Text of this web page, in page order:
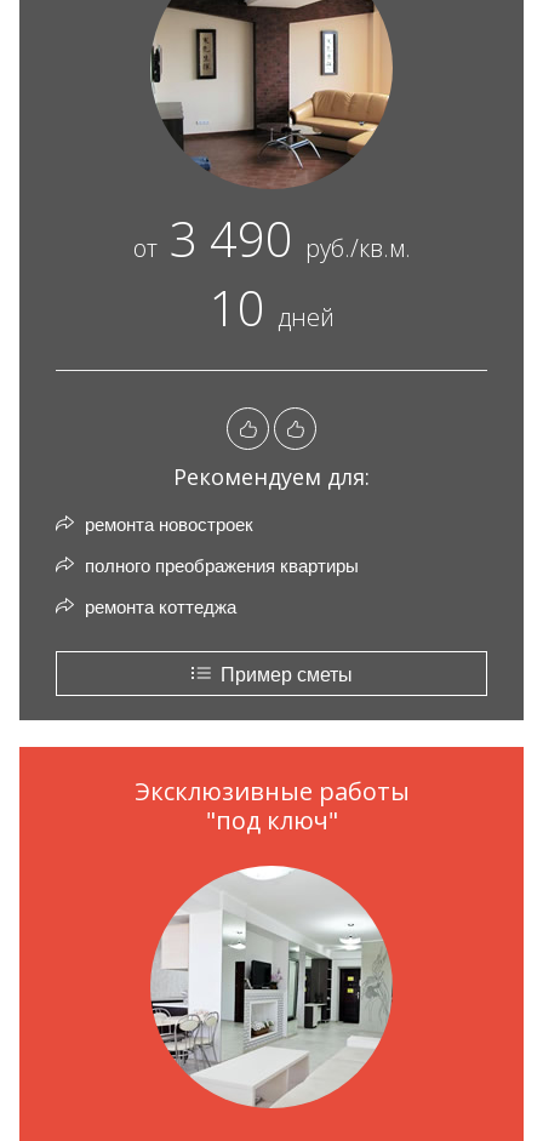
от3 490 руб./кв.м.
10 дней
Рекомендуем для:
ремонта новостроек
полного преображения квартиры
ремонта коттеджа
Пример сметы
Эксклюзивные работы
"под ключ"